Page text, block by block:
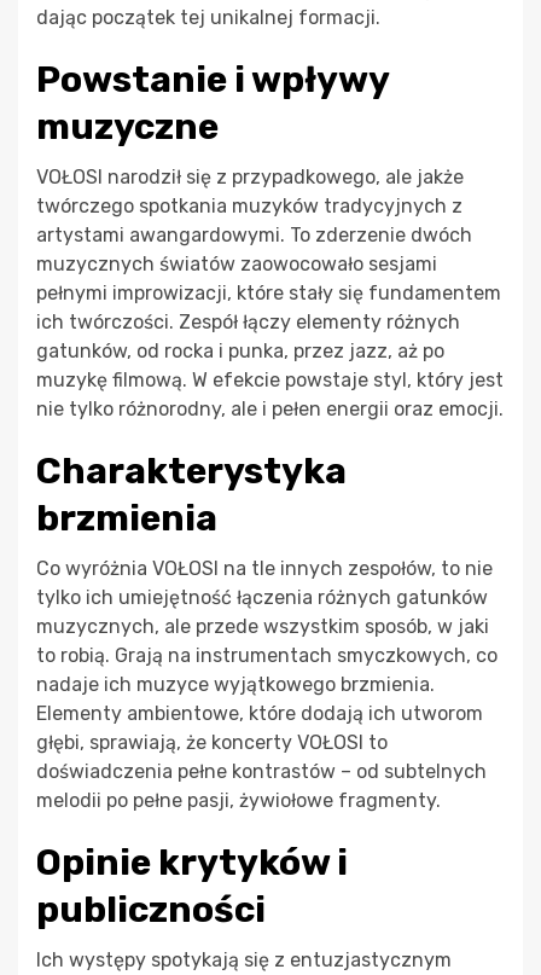
dając początek tej unikalnej formacji.
Powstanie i wpływy
muzyczne
VOŁOSI narodził się z przypadkowego, ale jakże
twórczego spotkania muzyków tradycyjnych z
artystami awangardowymi. To zderzenie dwóch
muzycznych światów zaowocowało sesjami
pełnymi improwizacji, które stały się fundamentem
ich twórczości. Zespół łączy elementy różnych
gatunków, od rocka i punka, przez jazz, aż po
muzykę filmową. W efekcie powstaje styl, który jest
nie tylko różnorodny, ale i pełen energii oraz emocji.
Charakterystyka
brzmienia
Co wyróżnia VOŁOSI na tle innych zespołów, to nie
tylko ich umiejętność łączenia różnych gatunków
muzycznych, ale przede wszystkim sposób, w jaki
to robią. Grają na instrumentach smyczkowych, co
nadaje ich muzyce wyjątkowego brzmienia.
Elementy ambientowe, które dodają ich utworom
głębi, sprawiają, że koncerty VOŁOSI to
doświadczenia pełne kontrastów – od subtelnych
melodii po pełne pasji, żywiołowe fragmenty.
Opinie krytyków i
publiczności
Ich występy spotykają się z entuzjastycznym